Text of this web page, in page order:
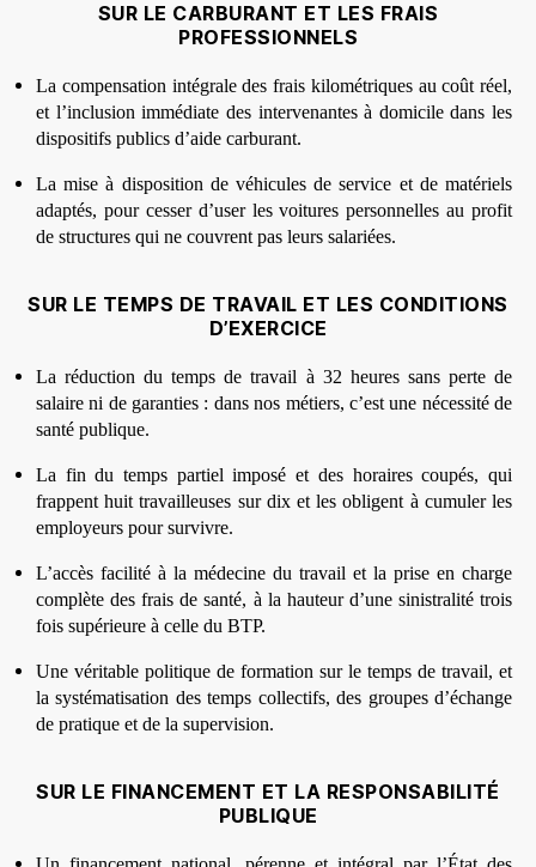
SUR LE CARBURANT ET LES FRAIS
PROFESSIONNELS
La compensation intégrale des frais kilométriques au coût réel,
et l’inclusion immédiate des intervenantes à domicile dans les
dispositifs publics d’aide carburant.
La mise à disposition de véhicules de service et de matériels
adaptés, pour cesser d’user les voitures personnelles au profit
de structures qui ne couvrent pas leurs salariées.
SUR LE TEMPS DE TRAVAIL ET LES CONDITIONS
D’EXERCICE
La réduction du temps de travail à 32 heures sans perte de
salaire ni de garanties : dans nos métiers, c’est une nécessité de
santé publique.
La fin du temps partiel imposé et des horaires coupés, qui
frappent huit travailleuses sur dix et les obligent à cumuler les
employeurs pour survivre.
L’accès facilité à la médecine du travail et la prise en charge
complète des frais de santé, à la hauteur d’une sinistralité trois
fois supérieure à celle du BTP.
Une véritable politique de formation sur le temps de travail, et
la systématisation des temps collectifs, des groupes d’échange
de pratique et de la supervision.
SUR LE FINANCEMENT ET LA RESPONSABILITÉ
PUBLIQUE